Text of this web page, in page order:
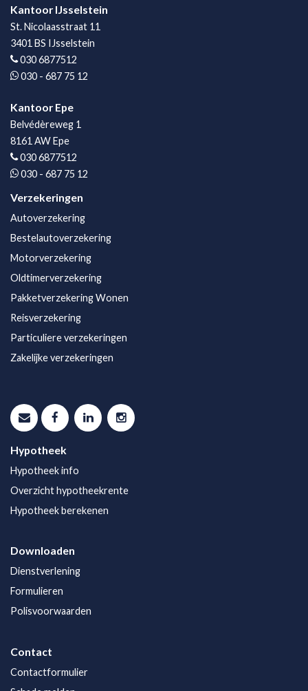
Kantoor IJsselstein
St. Nicolaasstraat 11
3401 BS IJsselstein
030 6877512
030 - 687 75 12
Kantoor Epe
Belvédèreweg 1
8161 AW Epe
030 6877512
030 - 687 75 12
Verzekeringen
Autoverzekering
Bestelautoverzekering
Motorverzekering
Oldtimerverzekering
Pakketverzekering Wonen
Reisverzekering
Particuliere verzekeringen
Zakelijke verzekeringen
Hypotheek
Hypotheek info
Overzicht hypotheekrente
Hypotheek berekenen
Downloaden
Dienstverlening
Formulieren
Polisvoorwaarden
Contact
Contactformulier